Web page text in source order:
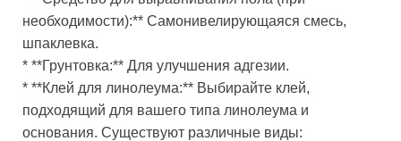
необходимости):** Самонивелирующаяся смесь,
шпаклевка.
* **Грунтовка:** Для улучшения адгезии.
* **Клей для линолеума:** Выбирайте клей,
подходящий для вашего типа линолеума и
основания. Существуют различные виды: